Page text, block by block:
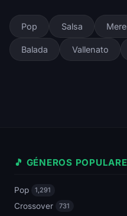
Pop Salsa
Balada Vallenato
🎵 GÉNEROS
Pop 1,291
Crossover 731